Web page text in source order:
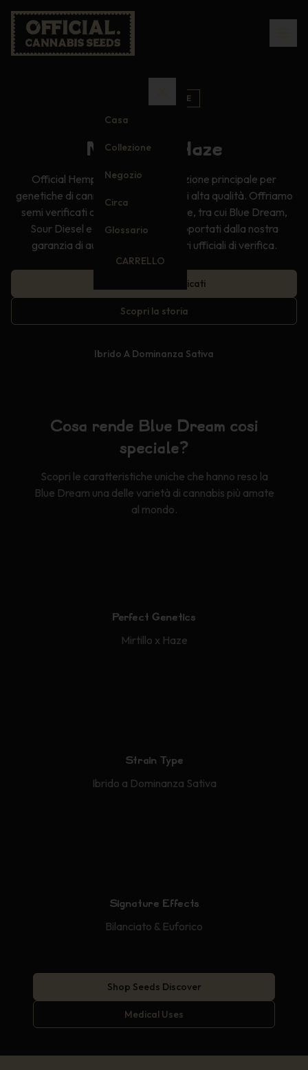
Casa
Collezione
Negozio
Circa
Glossario
CARRELLO
TIMBRO UFFICIALE
Mirtillo x Haze
Official Hemp Seeds è la destinazione principale per
genetiche di cannabis autentiche e di alta qualità. Offriamo
semi verificati di varietà leggendarie, tra cui Blue Dream,
Sour Diesel e molte altre, tutti supportati dalla nostra
garanzia di autenticità e dai timbri ufficiali di verifica.
Ottieni semi autenticati
Scopri la storia
Ibrido A Dominanza Sativa
Cosa rende Blue Dream così
speciale?
Scopri le caratteristiche uniche che hanno reso la
Blue Dream una delle varietà di cannabis più amate
al mondo.
Perfect Genetics
Mirtillo x Haze
Strain Type
Ibrido a Dominanza Sativa
Signature Effects
Bilanciato & Euforico
Shop Seeds Discover
Medical Uses